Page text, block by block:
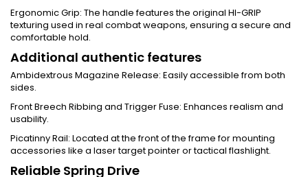
Ergonomic Grip: The handle features the original HI-GRIP
texturing used in real combat weapons, ensuring a secure and
comfortable hold.
Additional authentic features
Ambidextrous Magazine Release: Easily accessible from both
sides.
Front Breech Ribbing and Trigger Fuse: Enhances realism and
usability.
Picatinny Rail: Located at the front of the frame for mounting
accessories like a laser target pointer or tactical flashlight.
Reliable Spring Drive